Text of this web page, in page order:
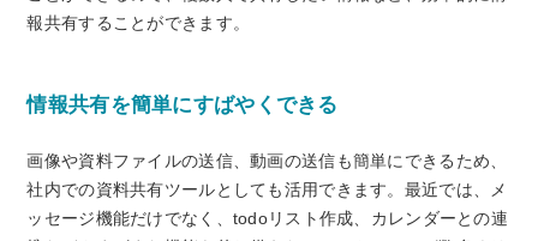
報共有することができます。
情報共有を簡単にすばやくできる
画像や資料ファイルの送信、動画の送信も簡単にできるため、
社内での資料共有ツールとしても活用できます。最近では、メ
ッセージ機能だけでなく、todoリスト作成、カレンダーとの連